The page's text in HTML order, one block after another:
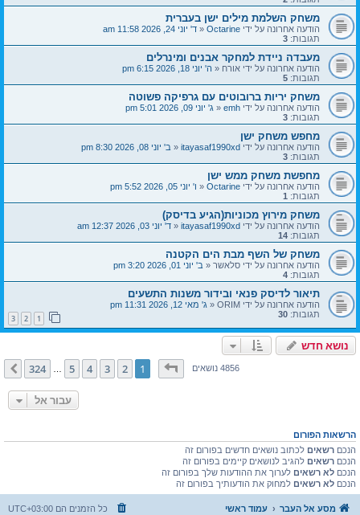
משחק השלמת מילים ישן בעברית
הודעה אחרונה על ידי Octarine
«ד' יוני 24, 2026 11:58 am
תגובות: 3
מעבדה ניידת למחקר אבנים ומינרלים
הודעה אחרונה על ידי אורח«ה' יוני 18, 2026 6:15 pm
תגובות: 5
משחק יריות ברובוטים עם גרפיקה פשוטה
הודעה אחרונה על ידי emh
«ג' יוני 09, 2026 5:01 pm
תגובות: 3
מחפש משחק ישן
הודעה אחרונה על ידי itayasaf1990xd
«ב' יוני 08, 2026 8:30 pm
תגובות: 3
מחפשת משחק ממש ישן
הודעה אחרונה על ידי Octarine
«ו' יוני 05, 2026 5:52 pm
תגובות: 1
משחק מירוץ מכוניות(הגיע בדיסק)
הודעה אחרונה על ידי itayasaf1990xd
«ד' יוני 03, 2026 12:37 am
תגובות: 14
משחק של השף מבת הים הקטנה
הודעה אחרונה על ידי סלאשר«ב' יוני 01, 2026 3:20 pm
תגובות: 4
תיאור לדיסק פנאי ובידור משנות התשעים
הודעה אחרונה על ידי ORIM
«ג' מאי 12, 2026 11:31 pm
תגובות: 30
2
3
נושא חדש
4856 נושאיםדף1מתוך 324
1
2
3
4
5
324 הבא
עבור אל
הרשאות הפורום
הנכם רשאיםלכתוב נושאים חדשים בפורום זה
הנכם רשאיםלהגיב לנושאים קיימים בפורום זה
הנכם לא רשאיםלערוך את ההודעות שלך בפורום זה
הנכם לא רשאיםלמחוק את הודעותיך בפורום זה
מסע אל העבר עמוד ראשי כל הזמנים הם UTC+03:00